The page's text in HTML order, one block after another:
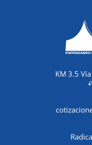
KM 3.5